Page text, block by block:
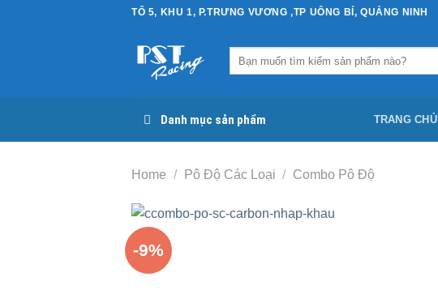
TỔ 5, KHU 1, P.TRƯNG VƯƠNG ,TP UÔNG BÍ, QUẢNG NINH
Danh mục sản phẩm TRANG CHỦ
Home / Pô Độ Các Loại / Combo Pô Độ
-9%